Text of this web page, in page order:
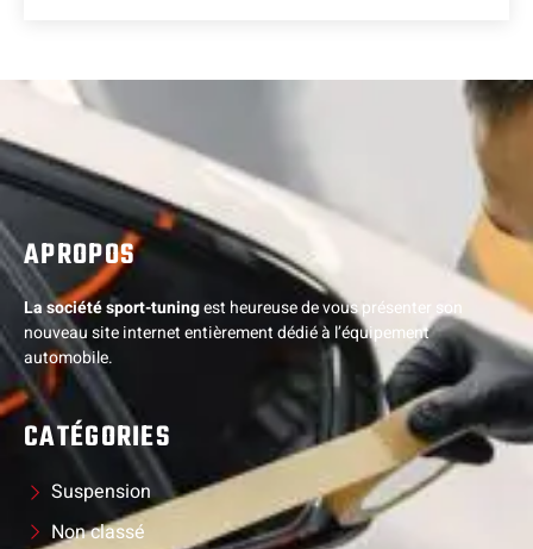
APROPOS
La société sport-tuningest heureuse de vous présenter son
nouveau site internet entièrement dédié à l’équipement
automobile.
CATÉGORIES
Suspension
Non classé